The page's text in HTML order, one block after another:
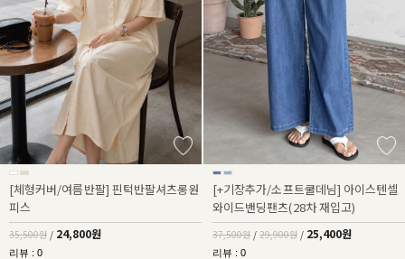
[체형커버/여름반팔] 핀턱반팔셔츠롱원
피스
35,500원 / 24,800원
리뷰 : 0
[+기장추가/소프트쿨데님] 아이스텐셀
와이드밴딩팬츠(28차 재입고)
37,500원 / 29,900원 / 25,400원
리뷰 : 0